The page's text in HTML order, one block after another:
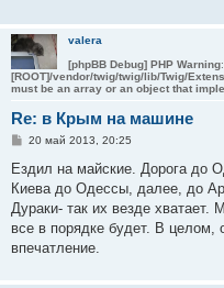
е
valera
[phpBB Debug] PHP Warning
[ROOT]/vendor/twig/twig/lib/Twig/
must be an array or an object that
Re: в Крым на машине
С
о
б
щ
е
н
и
е
20 май 2013, 20:25
Ездил на майские. Дорога до
Киева до Одессы, далее, до
Дураки- так их везде хватает.
все в порядке будет. В целом,
впечатление.